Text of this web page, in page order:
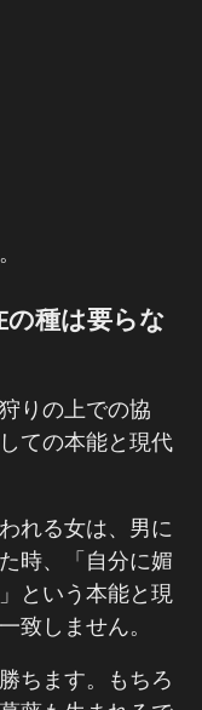
の種は要らな
りの上での協
ての本能と現代
れる女は、男に
時、「自分に媚
という本能と現
致しません。
ちます。もちろ